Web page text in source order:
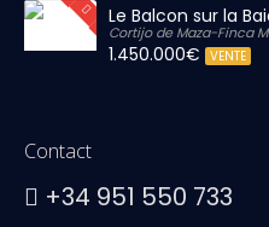
Le Balcon sur la
Cortijo de Maza-Finca
1.450.000€ VENTE
Contact
+34 951 550 733